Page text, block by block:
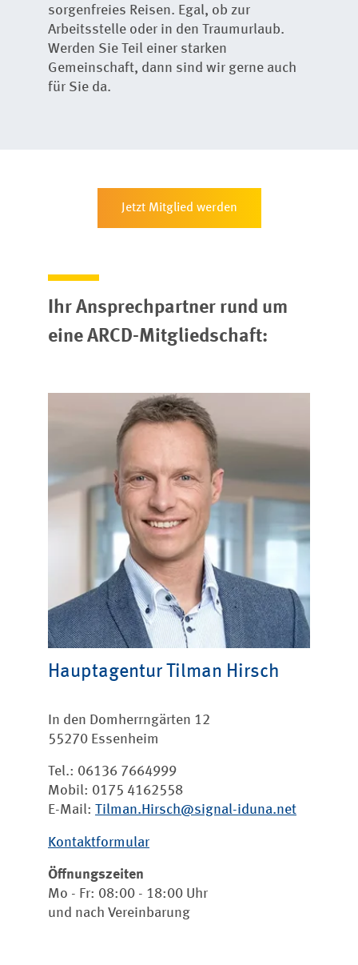
sorgenfreies Reisen. Egal, ob zur
Arbeitsstelle oder in den Traumurlaub.
Werden Sie Teil einer starken
Gemeinschaft, dann sind wir gerne auch
für Sie da.
Jetzt Mitglied werden
Ihr Ansprechpartner rund um
eine ARCD-Mitgliedschaft:
Hauptagentur Tilman Hirsch
In den Domherrngärten 12
55270 Essenheim
Tel.: 06136 7664999
Mobil: 0175 4162558
E-Mail: Tilman.Hirsch@signal-iduna.net
Kontaktformular
Öffnungszeiten
Mo - Fr: 08:00 - 18:00 Uhr
und nach Vereinbarung